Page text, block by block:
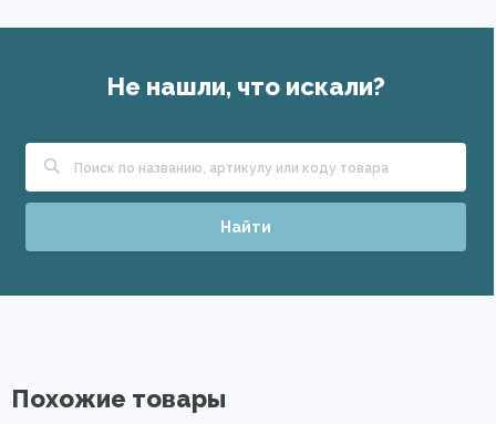
Не нашли, что искали?
Найти
Похожие товары